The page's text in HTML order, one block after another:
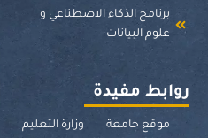
برنامج الذكاء الاصطناعي و
علوم البيانات
روابط مفيدة
موقع جامعة
وزارة التعليم